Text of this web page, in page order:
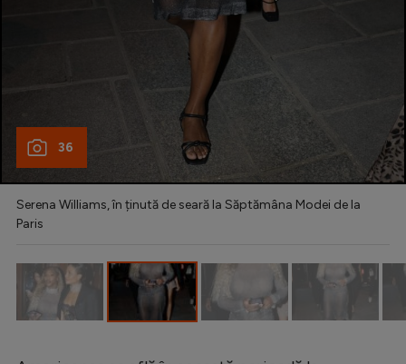
JO 2024
Intră în cont
Creează cont
36
Serena Williams, în ținută de seară la Săptămâna Modei de la
Paris